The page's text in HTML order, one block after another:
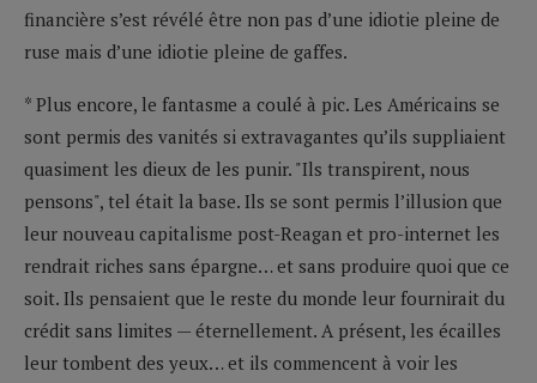
financière s’est révélé être non pas d’une idiotie pleine de
ruse mais d’une idiotie pleine de gaffes.
* Plus encore, le fantasme a coulé à pic. Les Américains se
sont permis des vanités si extravagantes qu’ils suppliaient
quasiment les dieux de les punir. "Ils transpirent, nous
pensons", tel était la base. Ils se sont permis l’illusion que
leur nouveau capitalisme post-Reagan et pro-internet les
rendrait riches sans épargne… et sans produire quoi que ce
soit. Ils pensaient que le reste du monde leur fournirait du
crédit sans limites — éternellement. A présent, les écailles
leur tombent des yeux… et ils commencent à voir les